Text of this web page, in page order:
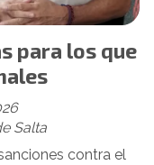
para los que
Salta
contra el